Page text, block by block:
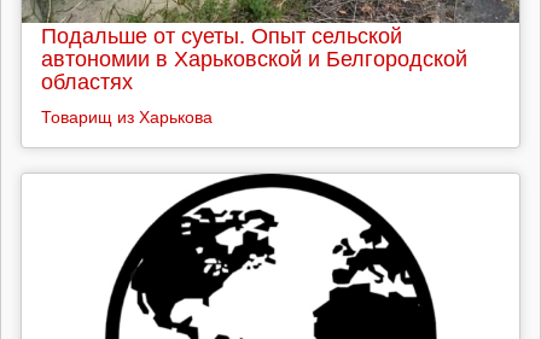
Подальше от суеты. Опыт сельской
автономии в Харьковской и Белгородской
областях
Товарищ из Харькова